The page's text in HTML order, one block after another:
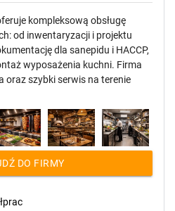
kompleksową obsługę
od inwentaryzacji i projektu
dla sanepidu i HACCP,
wyposażenia kuchni. Firma
oraz szybki serwis na terenie
DO FIRMY